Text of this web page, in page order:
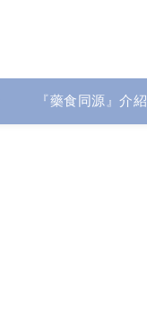
『藥食同源』介紹